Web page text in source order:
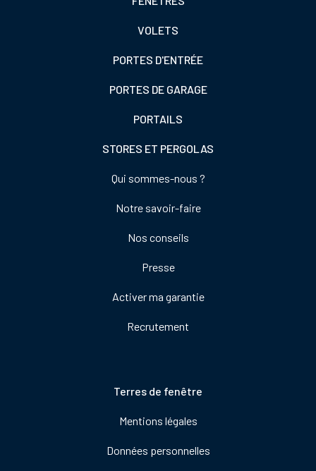
VOLETS
PORTES D'ENTRÉE
PORTES DE GARAGE
PORTAILS
STORES ET PERGOLAS
Qui sommes-nous ?
Notre savoir-faire
Nos conseils
Presse
Activer ma garantie
Recrutement
Terres de fenêtre
Mentions légales
Données personnelles